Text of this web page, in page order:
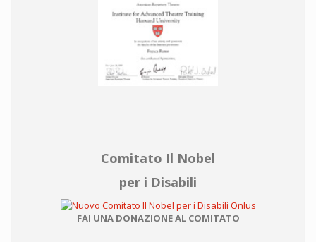
Comitato Il Nobel
per i Disabili
FAI UNA DONAZIONE AL COMITATO